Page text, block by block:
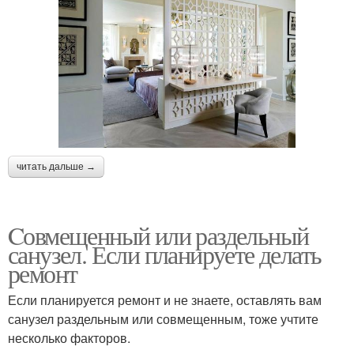
читать дальше →
Cовмещенный или раздельный
санузел. Если планируете делать
ремонт
Если планируется ремонт и не знаете, оставлять вам
санузел раздельным или совмещенным, тоже учтите
несколько факторов.